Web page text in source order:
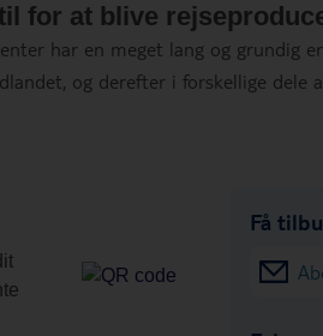
for at blive
har en meget lang og grundig
og derefter i forskellige dele
Få